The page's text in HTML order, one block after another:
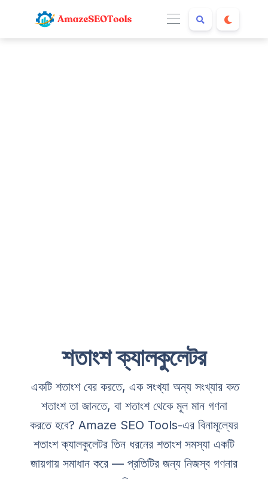
শতাংশ ক্যালকুলেটর
একটি শতাংশ বের করতে, এক সংখ্যা অন্য সংখ্যার কত
শতাংশ তা জানতে, বা শতাংশ থেকে মূল মান গণনা
করতে হবে? Amaze SEO Tools-এর বিনামূল্যের
শতাংশ ক্যালকুলেটর তিন ধরনের শতাংশ সমস্যা একটি
জায়গায় সমাধান করে — প্রতিটির জন্য নিজস্ব গণনার